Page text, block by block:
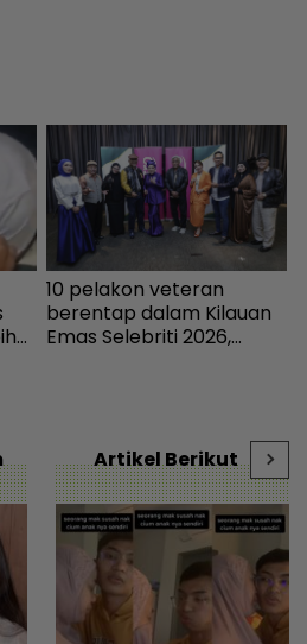
10 pelakon veteran
berentap dalam Kilauan
Emas Selebriti 2026,
Artikel Berikut